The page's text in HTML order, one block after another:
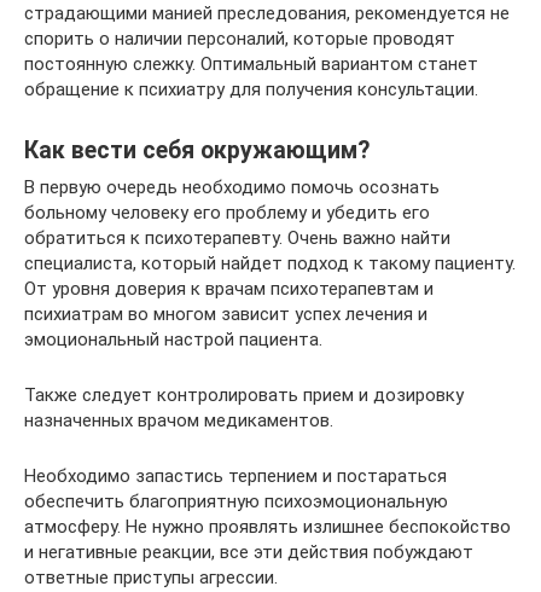
страдающими манией преследования, рекомендуется не
спорить о наличии персоналий, которые проводят
постоянную слежку. Оптимальный вариантом станет
обращение к психиатру для получения консультации.
Как вести себя окружающим?
В первую очередь необходимо помочь осознать
больному человеку его проблему и убедить его
обратиться к психотерапевту. Очень важно найти
специалиста, который найдет подход к такому пациенту.
От уровня доверия к врачам психотерапевтам и
психиатрам во многом зависит успех лечения и
эмоциональный настрой пациента.
Также следует контролировать прием и дозировку
назначенных врачом медикаментов.
Необходимо запастись терпением и постараться
обеспечить благоприятную психоэмоциональную
атмосферу. Не нужно проявлять излишнее беспокойство
и негативные реакции, все эти действия побуждают
ответные приступы агрессии.